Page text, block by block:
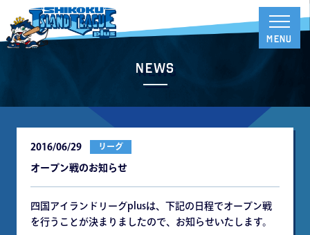
News
2016/06/29 リーグ
オープン戦のお知らせ
四国アイランドリーグplusは、下記の日程でオープン戦
を行うことが決まりましたので、お知らせいたします。